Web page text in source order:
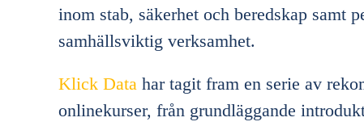
inom stab, säkerhet och beredskap samt
samhällsviktig verksamhet.
Klick Data har tagit fram en serie av
onlinekurser, från grundläggande